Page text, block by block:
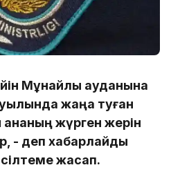
Мұнайлы ауданына
жаңа туған
ананың жүрген жерін
- деп хабарлайды
жасап.